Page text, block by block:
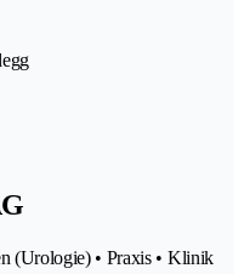
(Urologie) • Praxis • Klinik